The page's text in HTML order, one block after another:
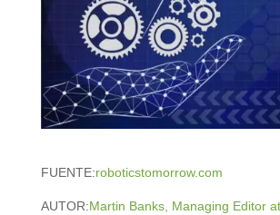
FUENTE:roboticstomorrow.com
AUTOR:Martin Banks, Managing Editor